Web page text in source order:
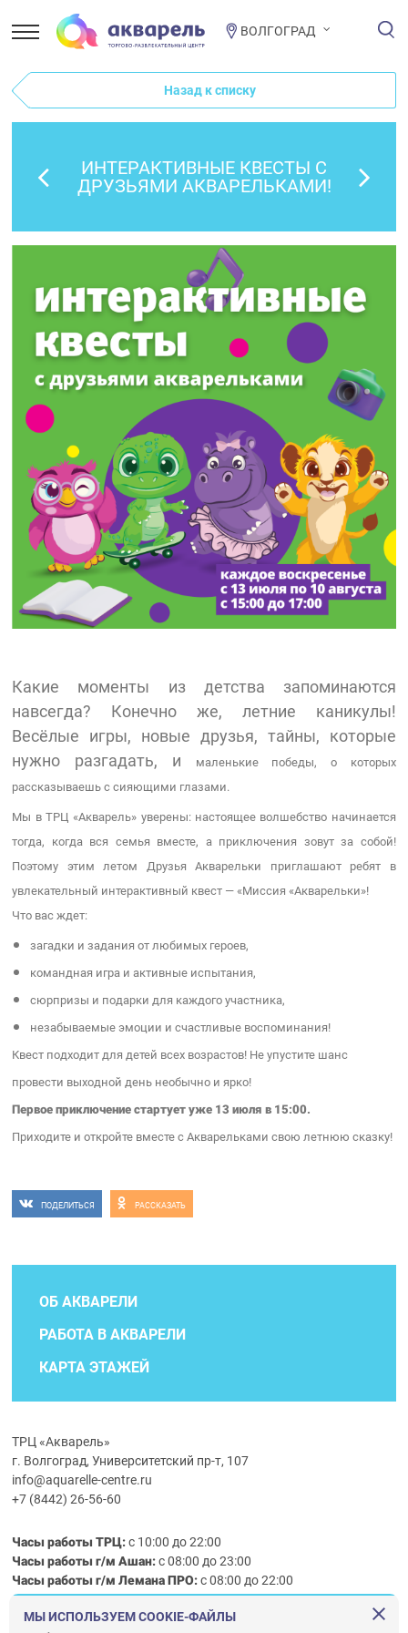
ВОЛГОГРАД
Назад к списку
ИНТЕРАКТИВНЫЕ КВЕСТЫ С
ДРУЗЬЯМИ АКВАРЕЛЬКАМИ!
Какие моменты из детства запоминаются
навсегда? Конечно же, летние каникулы!
Весёлые игры, новые друзья, тайны, которые
нужно разгадать, и
маленькие победы, о которых
рассказываешь с сияющими глазами.
Мы в ТРЦ «Акварель» уверены: настоящее волшебство начинается
тогда, когда вся семья вместе, а приключения зовут за собой!
Поэтому этим летом Друзья Акварельки приглашают ребят в
увлекательный интерактивный квест — «Миссия «Акварельки»!
Что вас ждет:
загадки и задания от любимых героев,
командная игра и активные испытания,
сюрпризы и подарки для каждого участника,
незабываемые эмоции и счастливые воспоминания!
Квест подходит для детей всех возрастов! Не упустите шанс
провести выходной день необычно и ярко!
Первое приключение стартует уже 13 июля в 15:00.
Приходите и откройте вместе с Акварельками свою летнюю сказку!
ПОДЕЛИТЬСЯ РАССКАЗАТЬ
ОБ АКВАРЕЛИ
РАБОТА В АКВАРЕЛИ
КАРТА ЭТАЖЕЙ
ТРЦ «Акварель»
г. Волгоград, Университетский пр-т, 107
info@aquarelle-centre.ru
+7 (8442) 26-56-60
Часы работы ТРЦ:с 10:00 до 22:00
Часы работы г/м Ашан:с 08:00 до 23:00
Часы работыг/мЛемана ПРО:с 08:00 до 22:00
Правила посещения ТРЦ «Акварель»
МЫ ИСПОЛЬЗУЕМ COOKIE-ФАЙЛЫ